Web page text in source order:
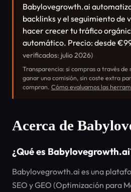
Babylovegrowth.ai
backlinks y el seguimiento de
hacer crecer tu tráfico
automático. Precio: desde
verificados: julio 2026)
Transparencia: si compras a través de
ganar una comisión, sin coste extra
compran. Cómo evaluamos las
Acerca de
¿Qué es
Babylovegrowth.ai es una
SEO y GEO (Optimización para